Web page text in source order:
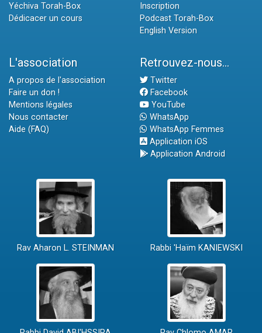
Yéchiva Torah-Box
Dédicacer un cours
Inscription
Podcast Torah-Box
English Version
L'association
A propos de l'association
Faire un don !
Mentions légales
Nous contacter
Aide (FAQ)
Retrouvez-nous...
Twitter
Facebook
YouTube
WhatsApp
WhatsApp Femmes
Application iOS
Application Android
Rav Aharon L. STEINMAN Rabbi 'Haïm KANIEWSKI